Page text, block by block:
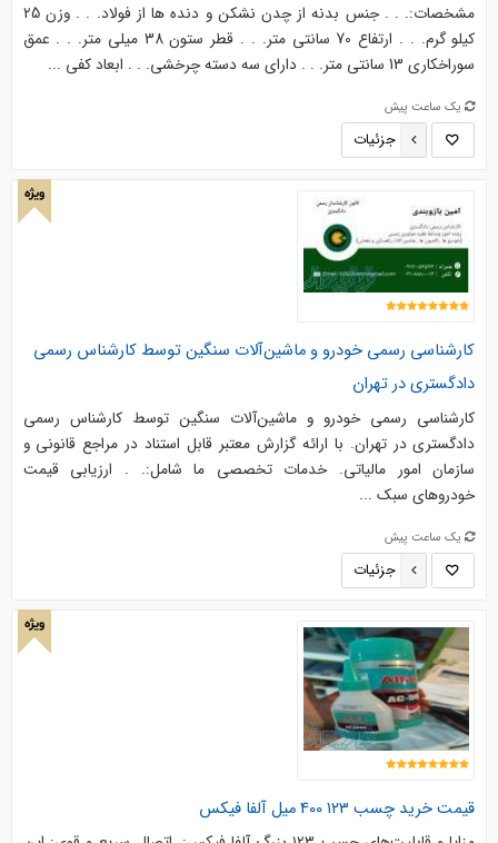
مشخصات:. . . جنس بدنه از چدن نشکن و دنده ها از فولاد. . . وزن 25
کیلو گرم. . . ارتفاع 70 سانتی متر. . . قطر ستون 38 میلی متر. . . عمق
سوراخکاری 13 سانتی متر. . . دارای سه دسته چرخشی. . . ابعاد کفی ...
یک ساعت پیش
جزئیات
ویژه
کارشناسی رسمی خودرو و ماشین‌آلات سنگین توسط کارشناس رسمی
دادگستری در تهران
کارشناسی رسمی خودرو و ماشین‌آلات سنگین توسط کارشناس رسمی
دادگستری در تهران. با ارائه گزارش معتبر قابل استناد در مراجع قانونی و
سازمان امور مالیاتی. خدمات تخصصی ما شامل:. . ارزیابی قیمت
خودروهای سبک ...
یک ساعت پیش
جزئیات
ویژه
قیمت خرید چسب ۱۲۳ 400 میل آلفا فیکس